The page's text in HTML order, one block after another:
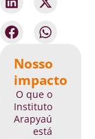
Nosso
impacto
O que o
Instituto
Arapyaú
está